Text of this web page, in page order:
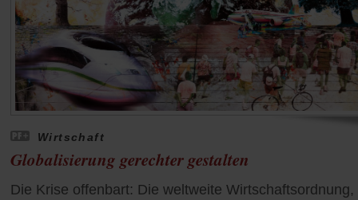
Wirtschaft
Globalisierung gerechter gestalten
Die Krise offenbart: Die weltweite Wirtschaftsordnung,